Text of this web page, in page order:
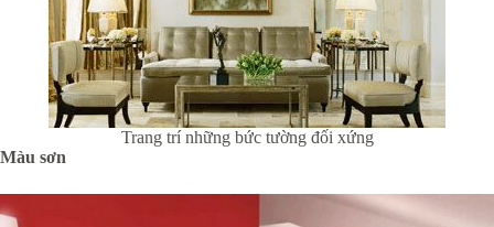
Trang trí những bức tường đối xứng
Màu sơn